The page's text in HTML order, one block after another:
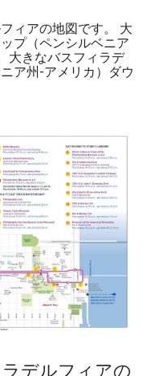
ィアの地図です。 大
プ（ペンシルベニア
大きなバスフィラデ
ア州-アメリカ）ダウ
デルフィアの